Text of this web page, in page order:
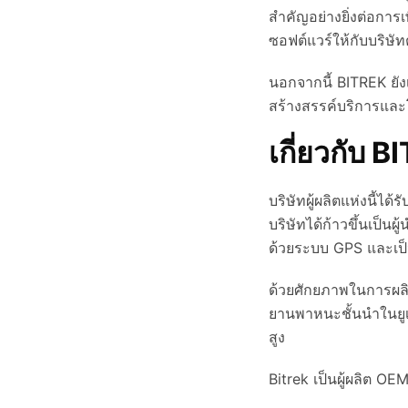
สำคัญอย่างยิ่งต่อกา
ซอฟต์แวร์ให้กับบริษั
นอกจากนี้ BITREK ยั
สร้างสรรค์บริการแล
เกี่ยวกับ
บริษัทผู้ผลิตแห่งนี้ได้รั
บริษัทได้ก้าวขึ้นเป็น
ด้วยระบบ GPS และ
ด้วยศักยภาพในการผ
ยานพาหนะชั้นนำใน
สูง
Bitrek เป็นผู้ผลิต